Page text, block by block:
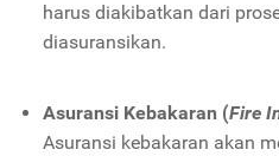
harus diakibatkan dari
diasuransikan.
Asuransi Kebakaran (Fire
Asuransi kebakaran akan